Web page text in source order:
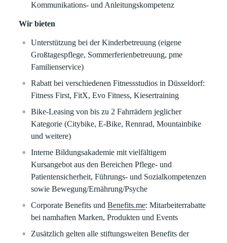
Kommunikations‑ und Anleitungskompetenz
Wir bieten
Unterstützung bei der Kinderbetreuung (eigene
Großtagespflege, Sommerferienbetreuung, pme
Familienservice)
Rabatt bei verschiedenen Fitnessstudios in Düsseldorf:
Fitness First, FitX, Evo Fitness, Kiesertraining
Bike-Leasing von bis zu 2 Fahrrädern jeglicher
Kategorie (Citybike, E-Bike, Rennrad, Mountainbike
und weitere)
Interne Bildungsakademie mit vielfältigem
Kursangebot aus den Bereichen Pflege- und
Patientensicherheit, Führungs- und Sozialkompetenzen
sowie Bewegung/Ernährung/Psyche
Corporate Benefits undBenefits.me: Mitarbeiterrabatte
bei namhaften Marken, Produkten und Events
Zusätzlich gelten alle stiftungsweiten Benefits der